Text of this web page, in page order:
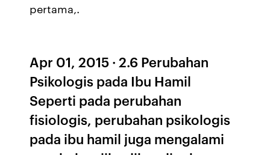
pertama,.
Apr 01, 2015 · 2.6 Perubahan
Psikologis pada Ibu Hamil
Seperti pada perubahan
fisiologis, perubahan psikologis
pada ibu hamil juga mengalami